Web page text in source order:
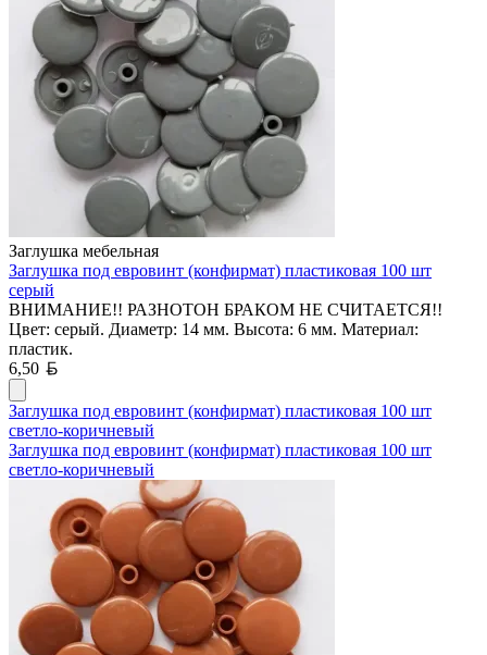
Заглушка мебельная
Заглушка под евровинт (конфирмат) пластиковая 100 шт
серый
ВНИМАНИЕ!! РАЗНОТОН БРАКОМ НЕ СЧИТАЕТСЯ!!
Цвет: серый. Диаметр: 14 мм. Высота: 6 мм. Материал:
пластик.
6,50
Заглушка под евровинт (конфирмат) пластиковая 100 шт
светло-коричневый
Заглушка под евровинт (конфирмат) пластиковая 100 шт
светло-коричневый